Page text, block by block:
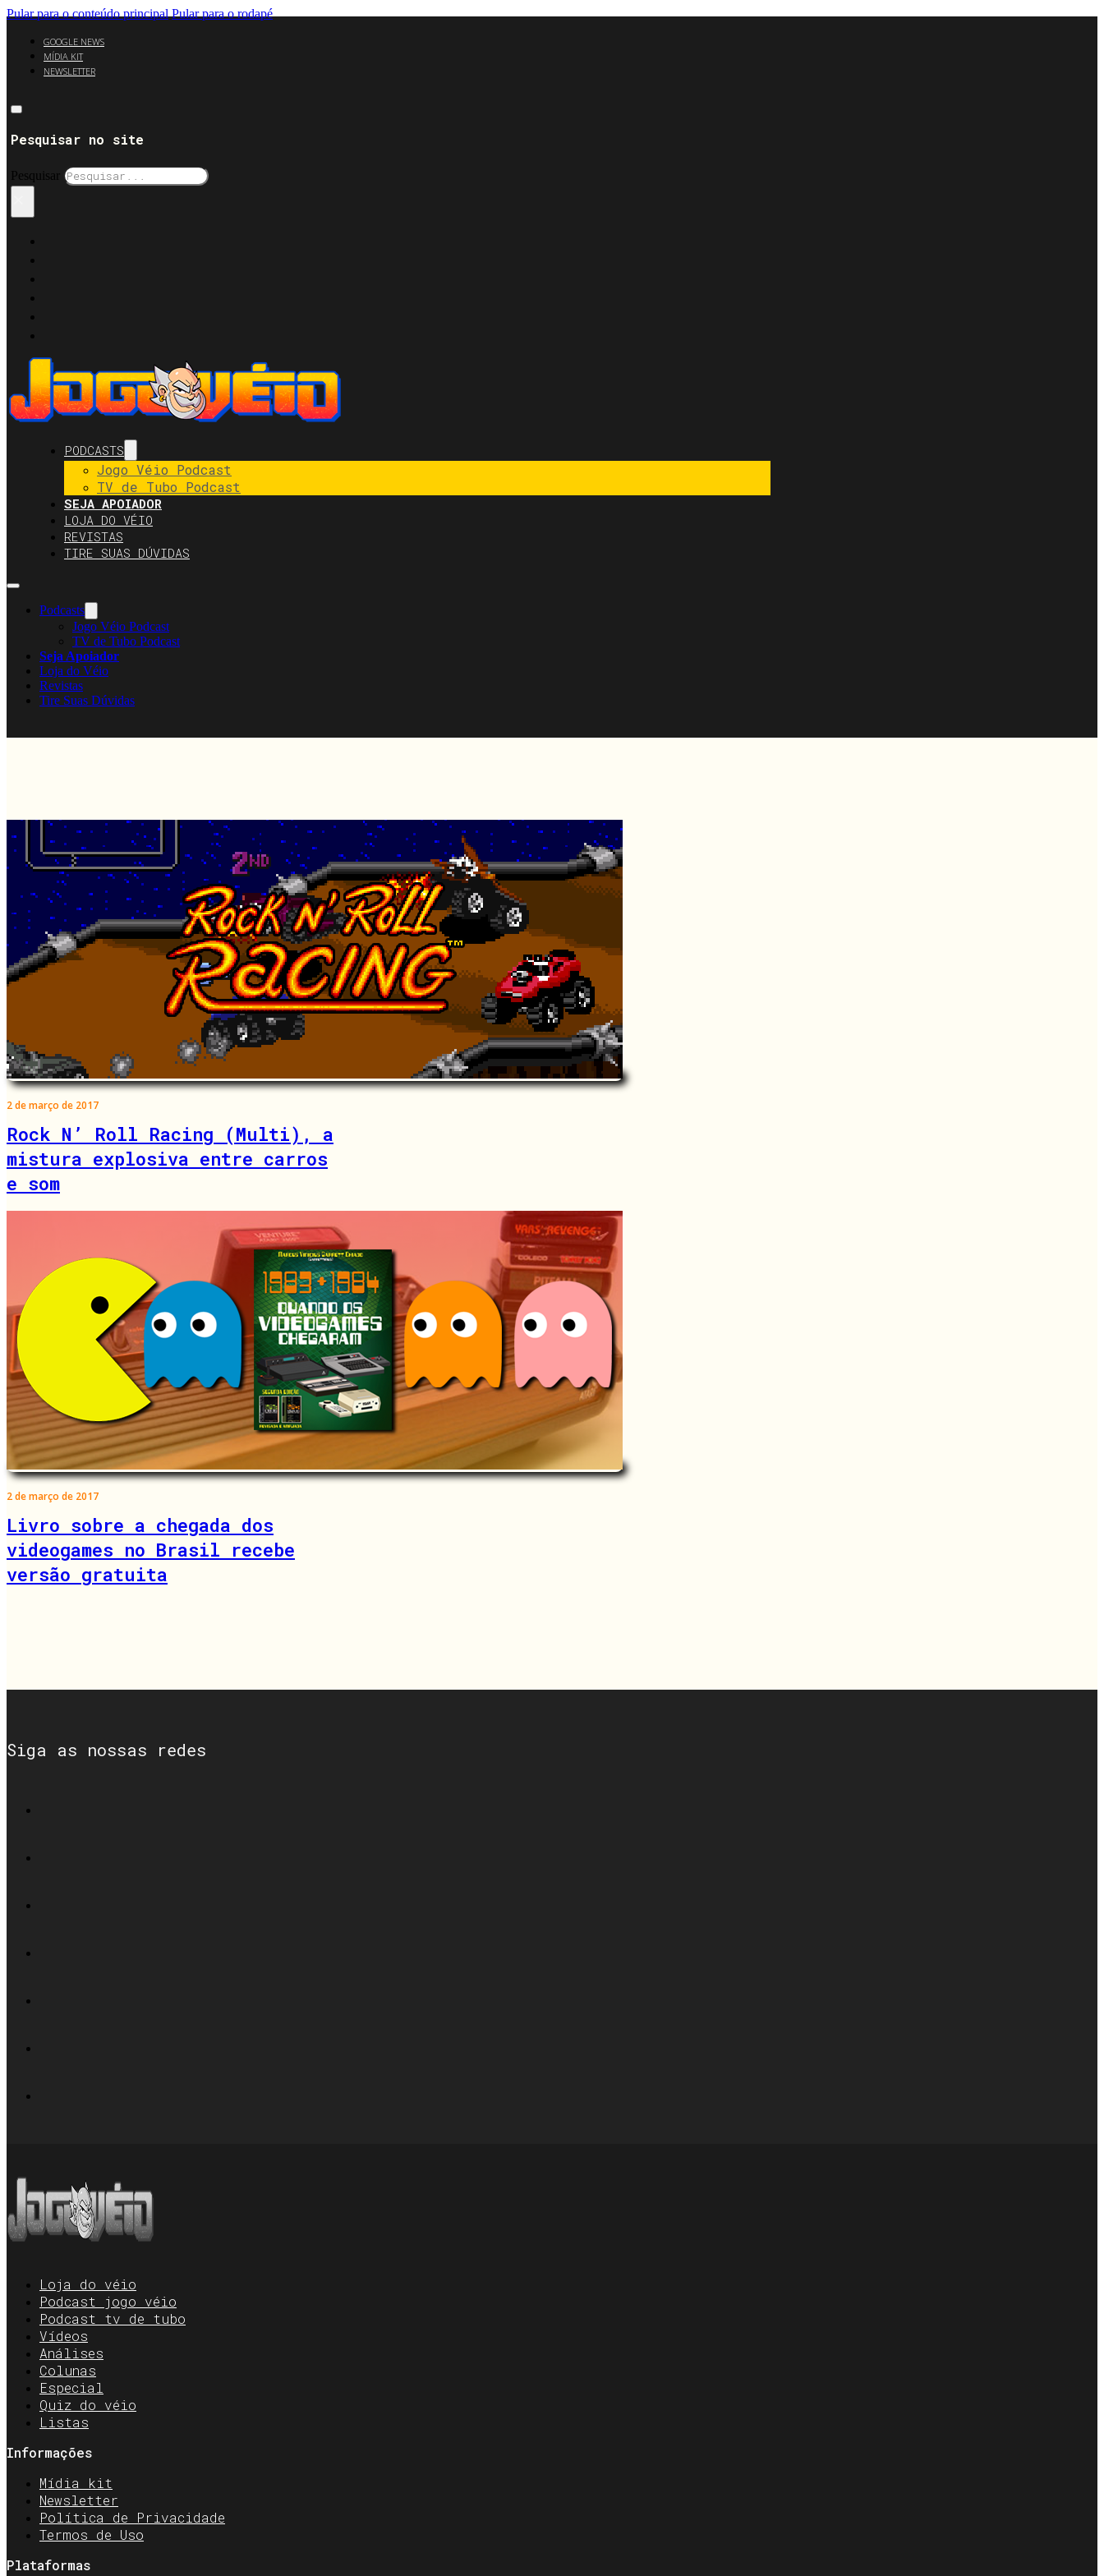
Pular para o conteúdo principal Pular para o rodapé
GOOGLE NEWS
MÍDIA KIT
NEWSLETTER
Pesquisar no site
Pesquisar
PODCASTS
Jogo Véio Podcast
TV de Tubo Podcast
SEJA APOIADOR
LOJA DO VÉIO
REVISTAS
TIRE SUAS DÚVIDAS
Podcasts
Jogo Véio Podcast
TV de Tubo Podcast
Seja Apoiador
Loja do Véio
Revistas
Tire Suas Dúvidas
2 de março de 2017
Rock N’ Roll Racing (Multi), a
mistura explosiva entre carros
e som
2 de março de 2017
Livro sobre a chegada dos
videogames no Brasil recebe
versão gratuita
Siga as nossas redes
Loja do véio
Podcast jogo véio
Podcast tv de tubo
Vídeos
Análises
Colunas
Especial
Quiz do véio
Listas
Informações
Mídia kit
Newsletter
Política de Privacidade
Termos de Uso
Plataformas